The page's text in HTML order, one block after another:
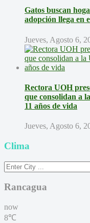
Gatos buscan
adopción llega en
Jueves, Agosto 6,
Rectora UOH
que consolidan a
11 años de vida
Jueves, Agosto 6,
Clima
Rancagua
now
8℃